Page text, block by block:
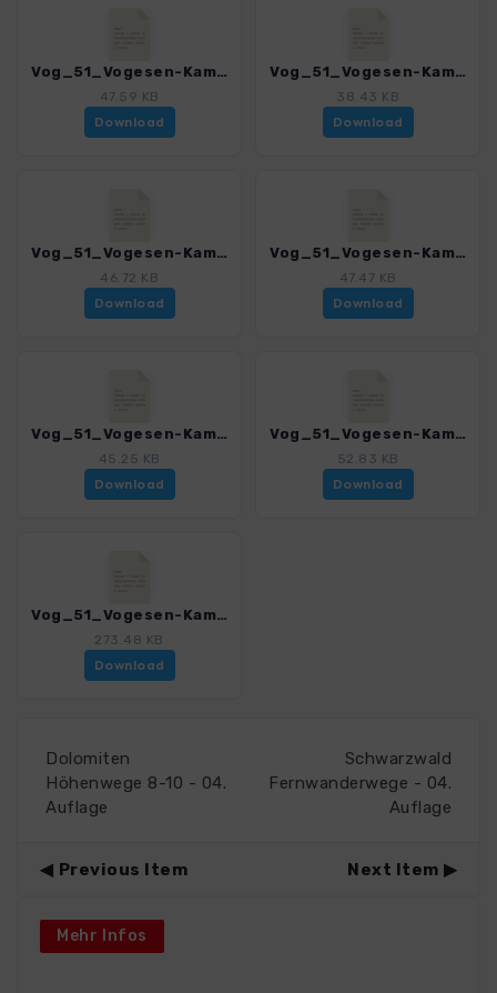
Vog_51_Vogesen-Kammweg_01-3_4018_8.gpx
47.59 KB
Download
Vog_51_Vogesen-Kammweg_04-6_4018_8.gpx
38.43 KB
Download
Vog_51_Vogesen-Kammweg_07-9_4018_8.gpx
46.72 KB
Download
Vog_51_Vogesen-Kammweg_10-12_4018_8.gpx
47.47 KB
Download
Vog_51_Vogesen-Kammweg_13-15_4018_8.gpx
45.25 KB
Download
Vog_51_Vogesen-Kammweg_16-18_4018_8.gpx
52.83 KB
Download
Vog_51_Vogesen-Kammweg_4018_8.gpx
273.48 KB
Download
Dolomiten
Höhenwege 8-10 - 04.
Auflage
Schwarzwald
Fernwanderwege - 04.
Auflage
Previous Item Next Item
Mehr Infos